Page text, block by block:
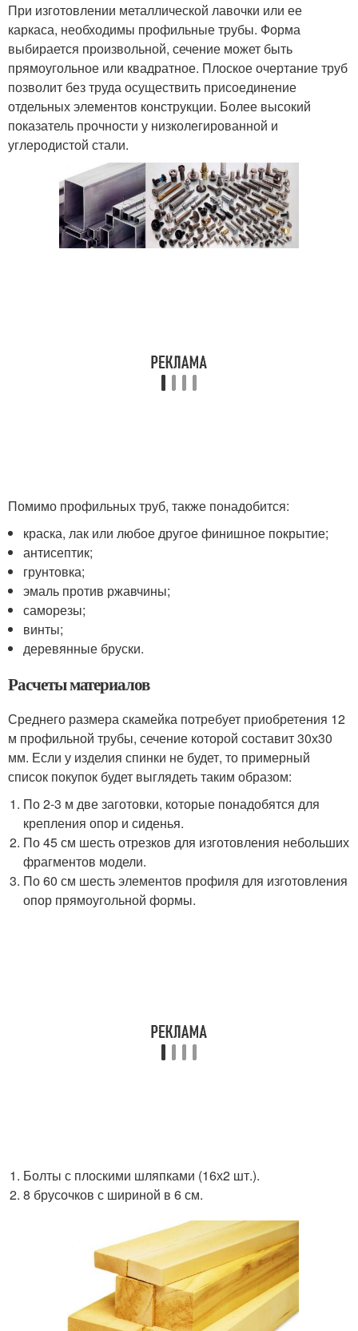
При изготовлении металлической лавочки или ее
каркаса, необходимы профильные трубы. Форма
выбирается произвольной, сечение может быть
прямоугольное или квадратное. Плоское очертание труб
позволит без труда осуществить присоединение
отдельных элементов конструкции. Более высокий
показатель прочности у низколегированной и
углеродистой стали.
Помимо профильных труб, также понадобится:
краска, лак или любое другое финишное покрытие;
антисептик;
грунтовка;
эмаль против ржавчины;
саморезы;
винты;
деревянные бруски.
Расчеты материалов
Среднего размера скамейка потребует приобретения 12
м профильной трубы, сечение которой составит 30х30
мм. Если у изделия спинки не будет, то примерный
список покупок будет выглядеть таким образом:
По 2-3 м две заготовки, которые понадобятся для
крепления опор и сиденья.
По 45 см шесть отрезков для изготовления небольших
фрагментов модели.
По 60 см шесть элементов профиля для изготовления
опор прямоугольной формы.
Болты с плоскими шляпками (16х2 шт.).
8 брусочков с шириной в 6 см.